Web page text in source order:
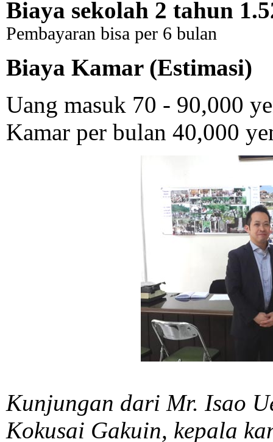
Biaya sekolah 2 tahun
Pembayaran bisa per 6 bulan
Biaya Kamar (Estimasi)
Uang masuk 70 - 90,000
Kamar per bulan 40,000
Kunjungan dari Mr. Isao
Kokusai Gakuin, kepala